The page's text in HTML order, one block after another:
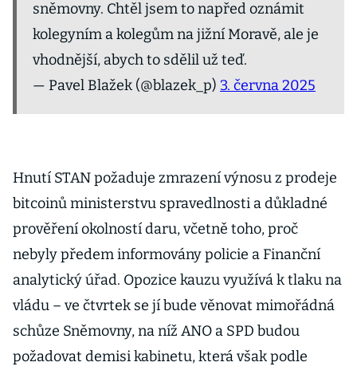
sněmovny. Chtěl jsem to napřed oznámit
kolegyním a kolegům na jižní Moravě, ale je
vhodnější, abych to sdělil už teď.
— Pavel Blažek (@blazek_p) 3. června 2025
Hnutí STAN požaduje zmrazení výnosu z prodeje
bitcoinů ministerstvu spravedlnosti a důkladné
prověření okolností daru, včetně toho, proč
nebyly předem informovány policie a Finanční
analytický úřad. Opozice kauzu využívá k tlaku na
vládu – ve čtvrtek se jí bude věnovat mimořádná
schůze Sněmovny, na níž ANO a SPD budou
požadovat demisi kabinetu, která však podle